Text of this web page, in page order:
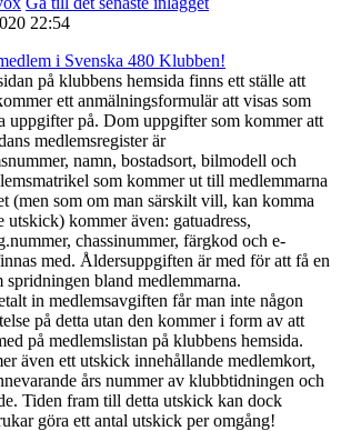
22:54
i Svenska 480 Klubben!
på klubbens hemsida finns ett ställe att
ett anmälningsformulär att visas som
uppgifter på. Dom uppgifter som kommer att
medlemsregister är
namn, bostadsort, bilmodell och
som kommer ut till medlemmarna
(men som om man särskilt vill, kan komma
utskick) kommer även: gatuadress,
chassinummer, färgkod och e-
med. Åldersuppgiften är med för att få en
spridningen bland medlemmarna.
in medlemsavgiften får man inte någon
på detta utan den kommer i form av att
på medlemslistan på klubbens hemsida.
även ett utskick innehållande medlemkort,
års nummer av klubbtidningen och
Tiden fram till detta utskick kan dock
göra ett antal utskick per omgång!